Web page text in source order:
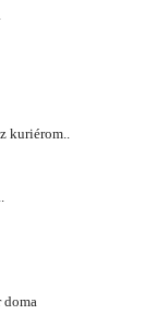
kuriérom..
doma